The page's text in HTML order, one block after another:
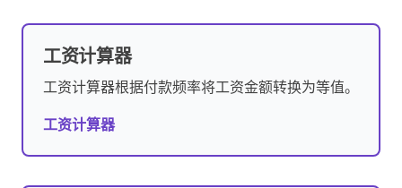
工资计算器
工资计算器根据付款频率将工资金额转换为等值。
工资计算器